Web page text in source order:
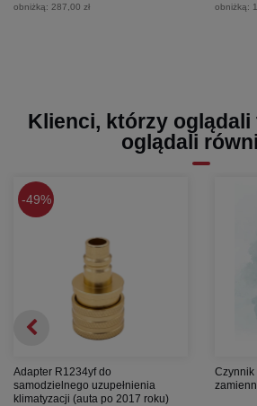
obniżką: 287,00 zł
obniżką:
Klienci, którzy
oglądali
49%
Adapter R1234yf do
samodzielnego uzupełnienia
klimatyzacji (auta po 2017 roku)
Czynnik